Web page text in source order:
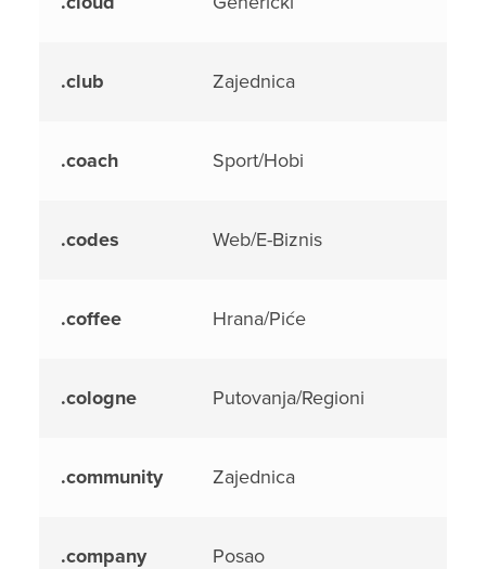
.club Zajednica
.coach Sport/Hobi
.codes Web/E-Biznis
.coffee Hrana/Piće
.cologne Putovanja/Regioni
.community Zajednica
.company Posao